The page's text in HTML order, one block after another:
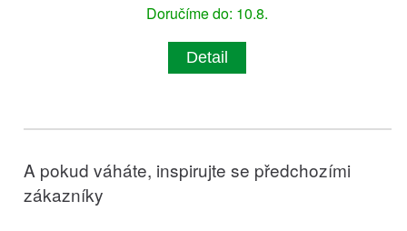
Doručíme do: 10.8.
Detail
A pokud váháte, inspirujte se předchozími
zákazníky